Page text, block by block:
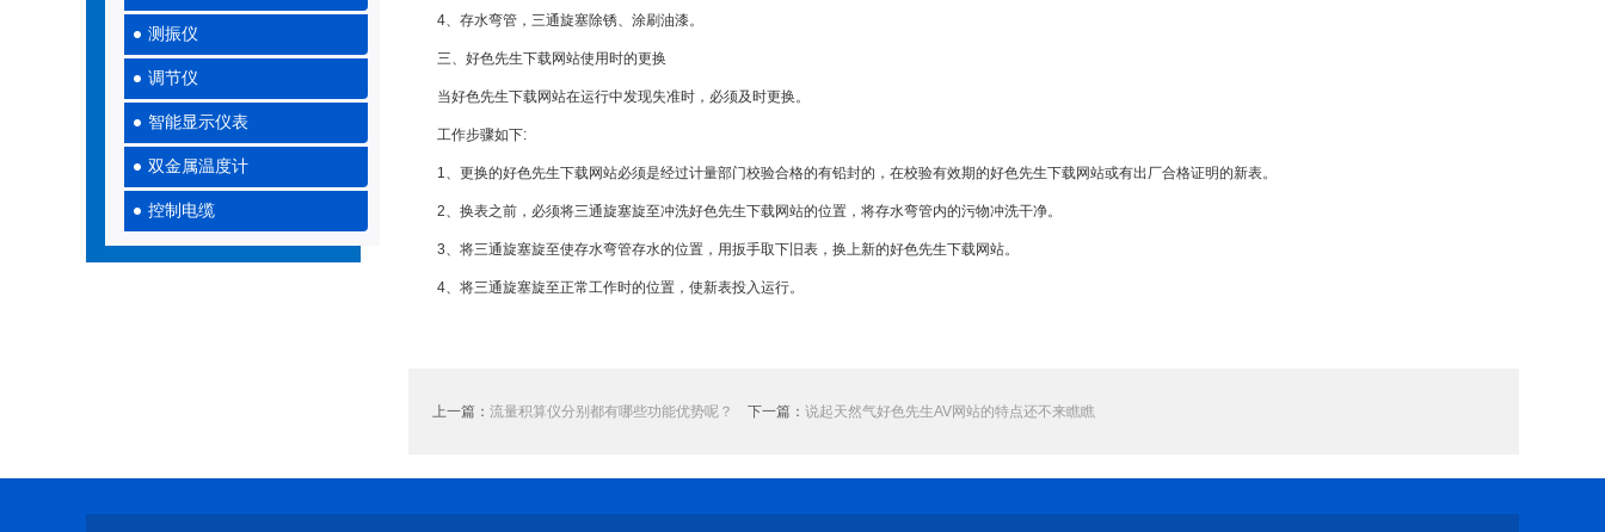
测振仪
调节仪
智能显示仪表
双金属温度计
控制电缆
4、存水弯管，三通旋塞除锈、涂刷油漆。
三、好色先生下载网站使用时的更换
当好色先生下载网站在运行中发现失准时，必须及时更换。
工作步骤如下:
1、更换的好色先生下载网站必须是经过计量部门校验合格的有铅封的，在校验有效期的好色先生下载网站或有出厂合格证明的新表。
2、换表之前，必须将三通旋塞旋至冲洗好色先生下载网站的位置，将存水弯管内的污物冲洗干净。
3、将三通旋塞旋至使存水弯管存水的位置，用扳手取下旧表，换上新的好色先生下载网站。
4、将三通旋塞旋至正常工作时的位置，使新表投入运行。
上一篇： 流量积算仪分别都有哪些功能优势呢？ 下一篇： 说起天然气好色先生AV网站的特点还不来瞧瞧